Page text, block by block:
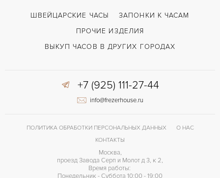
ВОЗМОЖНОСТИ ДОСТАВКИ С документами, С футляром
Двойной сложности застежка
ШВЕЙЦАРСКИЕ ЧАСЫ
ЗАПОНКИ К ЧАСАМ
ПРОЧИЕ ИЗДЕЛИЯ
ВЫКУП ЧАСОВ В ДРУГИХ ГОРОДАХ
+7 (925) 111-27-44
info@frezerhouse.ru
ПОЛИТИКА ОБРАБОТКИ ПЕРСОНАЛЬНЫХ ДАННЫХ
О НАС
КОНТАКТЫ
Москва,
проезд Завода Серп и Молот д 3, к 2,
Время работы:
Понедельник - Суббота 10:00 - 19:00